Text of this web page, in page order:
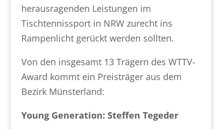
herausragenden Leistungen im
Tischtennissport in NRW zurecht ins
Rampenlicht gerückt werden sollten.
Von den insgesamt 13 Trägern des WTTV-
Award kommt ein Preisträger aus dem
Bezirk Münsterland:
Young Generation: Steffen Tegeder